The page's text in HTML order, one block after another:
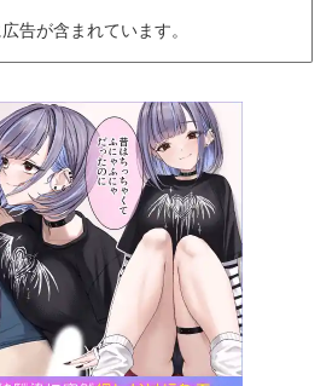
告が含まれています。